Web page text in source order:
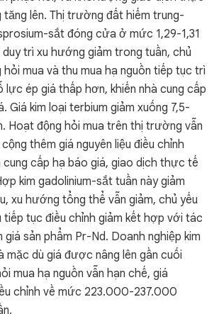
lên. Thị trường đất hiếm trung-
sắt đóng cửa ở mức 1,29-1,31
trì xu hướng giảm trong tuần, chủ
mua và thu mua hạ nguồn tiếp tục trì
lực ép giá thấp hơn, khiến nhà cung cấp
Giá kim loại terbium giảm xuống 7,5-
Hoạt động hỏi mua trên thị trường vẫn
thêm giá nguyên liệu điều chỉnh
cung cấp hạ báo giá, giao dịch thực tế
kim gadolinium-sắt tuần này giảm
xu hướng tổng thể vẫn giảm, chủ yếu
tiếp tục điều chỉnh giảm kết hợp với tác
sản phẩm Pr-Nd. Doanh nghiệp kim
mặc dù giá được nâng lên gần cuối
mua hạ nguồn vẫn hạn chế, giá
chỉnh về mức 223.000-237.000